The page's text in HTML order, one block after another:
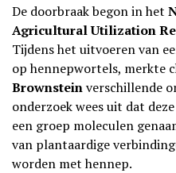
De doorbraak begon in het
Agricultural Utilization
Tijdens het uitvoeren van
op hennepwortels, merkte
Brownsteinverschillende
onderzoek wees uit dat
een groep moleculen
van plantaardige
worden met hennep.